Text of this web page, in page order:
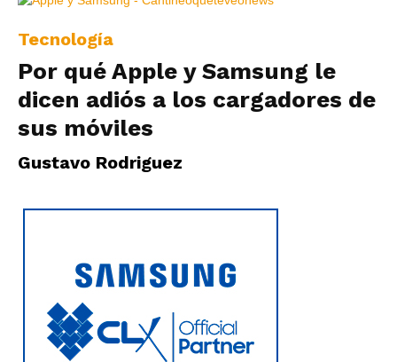
hoy
Tecnología
Por qué Apple y Samsung le
dicen adiós a los cargadores de
sus móviles
Gustavo Rodriguez